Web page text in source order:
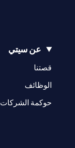
عن سيتي
قصتنا
(opens in a new tab)
الوظائف
(opens in a new tab)
حوكمة الشركات
(opens in a new tab)